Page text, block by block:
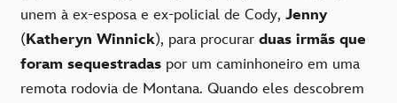
unem à ex-esposa e ex-policial de Cody, Jenny
(Katheryn Winnick), para procurar duas irmãs que
foram sequestradas por um caminhoneiro em uma
remota rodovia de Montana. Quando eles descobrem